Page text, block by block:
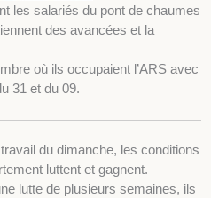
les salariés du pont de chaumes
des avancées et la
où ils occupaient l’ARS avec
31 et du 09.
du dimanche, les conditions
luttent et gagnent.
lutte de plusieurs semaines, ils